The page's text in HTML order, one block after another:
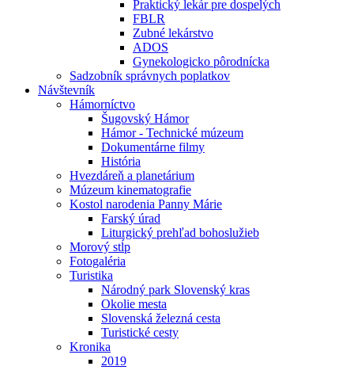
Praktický lekár pre dospelých
FBLR
Zubné lekárstvo
ADOS
Gynekologicko pôrodnícka
Sadzobník správnych poplatkov
Návštevník
Hámorníctvo
Šugovský Hámor
Hámor - Technické múzeum
Dokumentárne filmy
História
Hvezdáreň a planetárium
Múzeum kinematografie
Kostol narodenia Panny Márie
Farský úrad
Liturgický prehľad bohoslužieb
Morový stĺp
Fotogaléria
Turistika
Národný park Slovenský kras
Okolie mesta
Slovenská železná cesta
Turistické cesty
Kronika
2019